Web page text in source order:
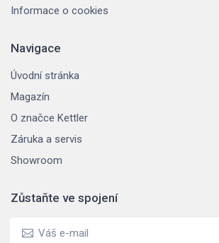
Informace o cookies
Navigace
Úvodní stránka
Magazín
O značce Kettler
Záruka a servis
Showroom
Zůstaňte ve spojení